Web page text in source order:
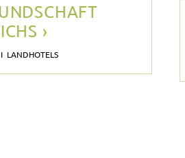
›
LANDHOTELS